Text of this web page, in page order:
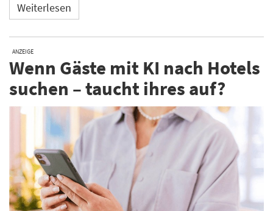
Weiterlesen
ANZEIGE
Wenn Gäste mit KI nach Hotels
suchen – taucht ihres auf?